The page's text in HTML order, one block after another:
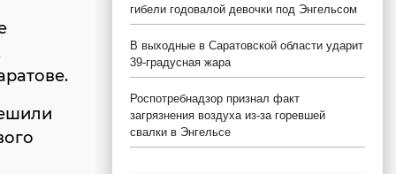
гибели годовалой девочки под Энгельсом
В выходные в Саратовской области ударит
39-градусная жара
Роспотребнадзор признал факт
загрязнения воздуха из-за горевшей
свалки в Энгельсе